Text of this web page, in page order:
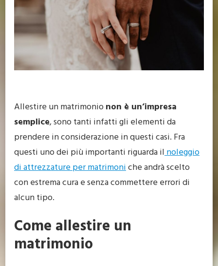
Allestire un matrimonionon è un’impresa
semplice, sono tanti infatti gli elementi da
prendere in considerazione in questi casi. Fra
questi uno dei più importanti riguarda ilnoleggio
di attrezzature per matrimoniche andrà scelto
con estrema cura e senza commettere errori di
alcun tipo.
Come allestire un
matrimonio